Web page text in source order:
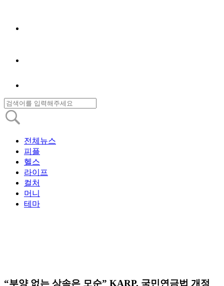
전체뉴스
피플
헬스
라이프
컬처
머니
테마
“부양 없는 상속은 모순” KARP, 국민연금법 개정